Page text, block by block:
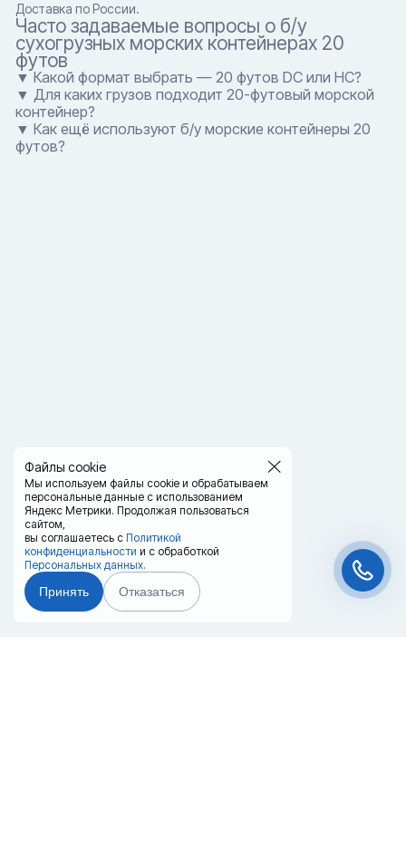
Файлы cookie
Мы используем файлы cookie и обрабатываем
персональные данные с использованием
Яндекс Метрики. Продолжая пользоваться
сайтом,
вы соглашаетесь с Политикой
конфиденциальности и с обработкой
Персональных данных.
Принять Отказаться
Доставка по России.
Часто задаваемые вопросы о б/у
сухогрузных морских контейнерах 20
футов
▼ Какой формат выбрать — 20 футов DC или HC?
▼ Для каких грузов подходит 20-футовый морской
контейнер?
▼ Как ещё используют б/у морские контейнеры 20
футов?